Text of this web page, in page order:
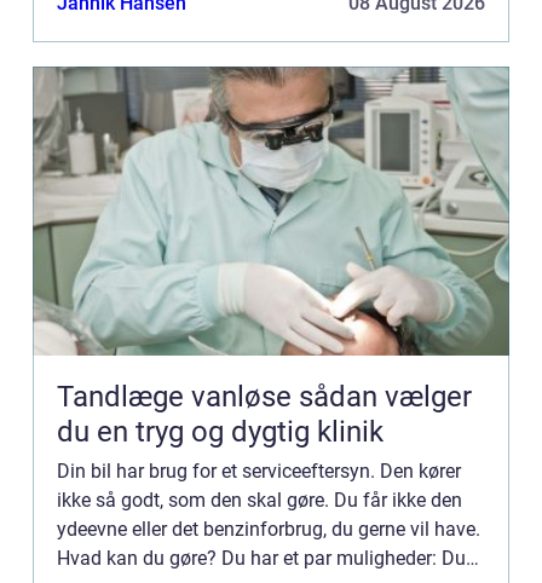
Tandlæge vanløse sådan vælger
du en tryg og dygtig klinik
Din bil har brug for et serviceeftersyn. Den kører
ikke så godt, som den skal gøre. Du får ikke den
ydeevne eller det benzinforbrug, du gerne vil have.
Hvad kan du gøre? Du har et par muligheder: Du